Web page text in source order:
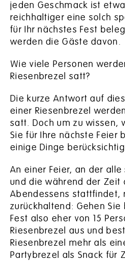
jeden Geschmack ist
reichhaltiger eine solch
für Ihr nächstes Fest
werden die Gäste davon.
Wie viele Personen
Riesenbrezel satt?
Die kurze Antwort auf
einer Riesenbrezel
satt. Doch um zu wissen,
Sie für Ihre nächste Feier
einige Dinge
An einer Feier, an der
und die während der Zeit
Abendessens stattfindet,
zurückhaltend: Gehen
Fest also eher von 15
Riesenbrezel aus und
Riesenbrezel mehr als
Partybrezel als Snack für